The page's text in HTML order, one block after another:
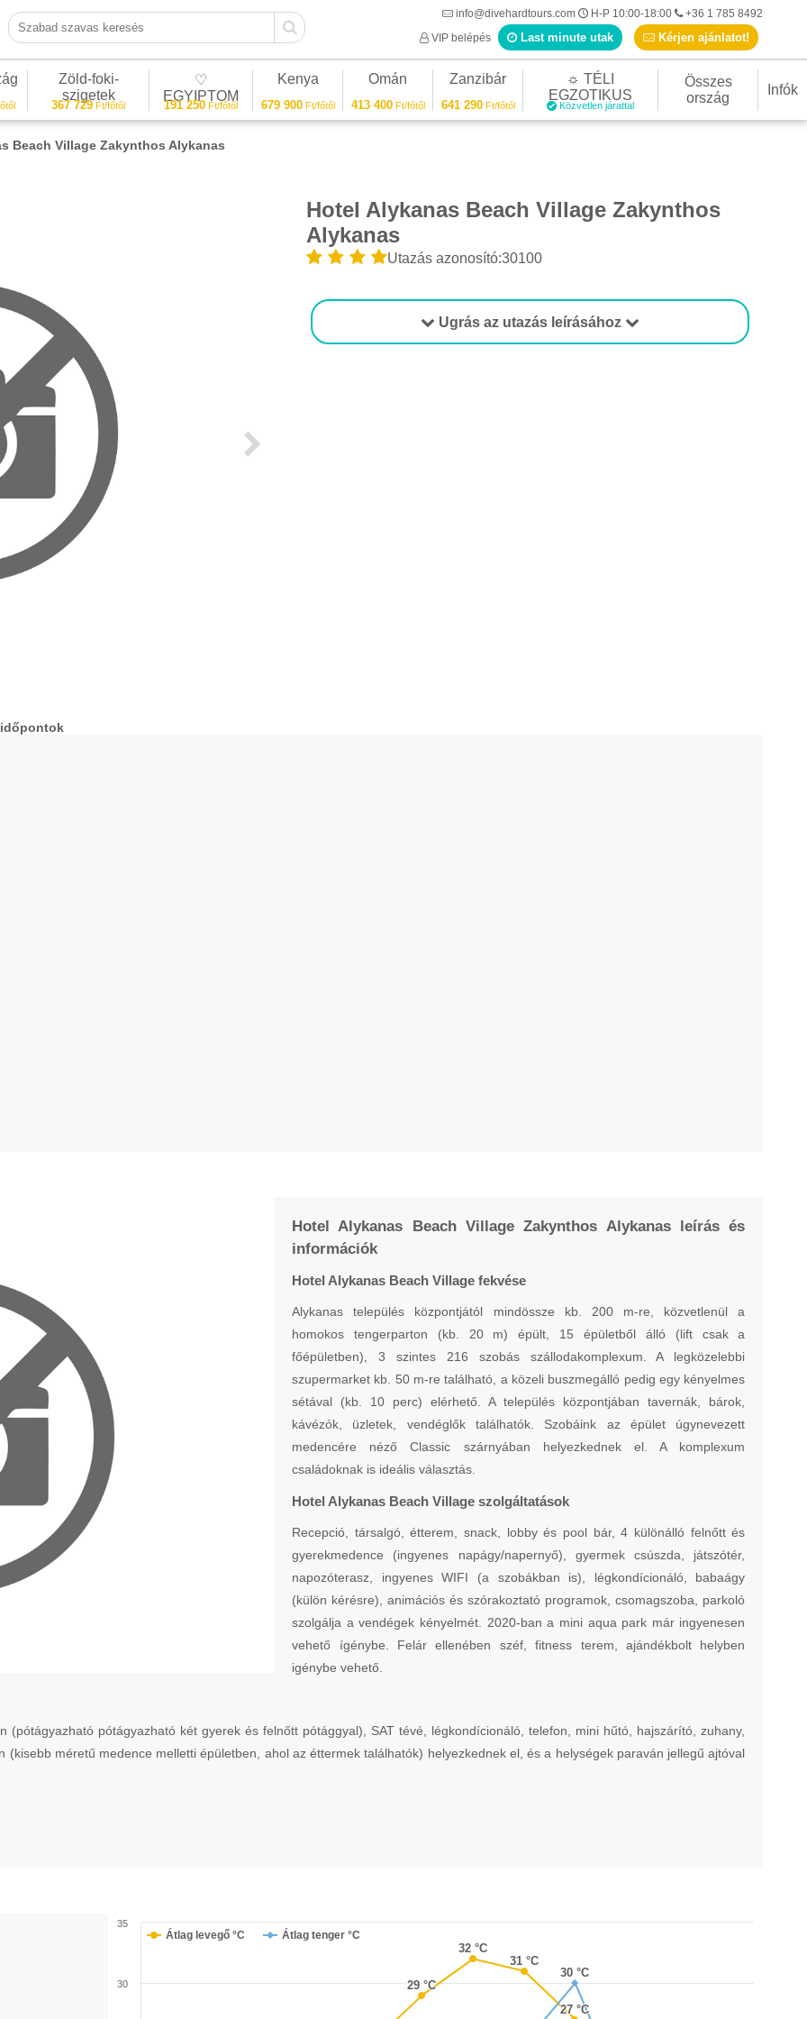
Szabad szavas keresés
info@divehardtours.com H-P 10:00-18:00
+36 1 785 8492
VIP belépés
Last minute utak Kérjen ajánlatot!
Zöld-foki-
szigetek
367 729 Ft/főtől
♡
EGYIPTOM
191 250 Ft/főtől
Kenya
679 900Ft/főtől
Omán
413 400Ft/főtől
Zanzibár
641 290Ft/főtől
☼ TÉLI
EGZOTIKUS
Közvetlen járattal
Összes
ország
Infók
Beach Village Zakynthos Alykanas
Hotel Alykanas Beach Village Zakynthos
Alykanas
Utazás azonosító:30100
Ugrás az utazás leírásához
Hotel Alykanas Beach Village Zakynthos Alykanas leírás és
információk
Hotel Alykanas Beach Village fekvése
Alykanas település központjától mindössze kb. 200 m-re, közvetlenül a
homokos tengerparton (kb. 20 m) épült, 15 épületből álló (lift csak a
főépületben), 3 szintes 216 szobás szállodakomplexum. A legközelebbi
szupermarket kb. 50 m-re található, a közeli buszmegálló pedig egy kényelmes
sétával (kb. 10 perc) elérhető. A település központjában tavernák, bárok,
kávézók, üzletek, vendéglők találhatók. Szobáink az épület úgynevezett
medencére néző Classic szárnyában helyezkednek el. A komplexum
családoknak is ideális választás.
Hotel Alykanas Beach Village szolgáltatások
Recepció, társalgó, étterem, snack, lobby és pool bár, 4 különálló felnőtt és
gyerekmedence (ingyenes napágy/napernyő), gyermek csúszda, játszótér,
napozóterasz, ingyenes WIFI (a szobákban is), légkondícionáló, babaágy
(külön kérésre), animációs és szórakoztató programok, csomagszoba, parkoló
szolgálja a vendégek kényelmét. 2020-ban a mini aqua park már ingyenesen
vehető ígénybe. Felár ellenében széf, fitness terem, ajándékbolt helyben
igénybe vehető.
(pótágyazható pótágyazható két gyerek és felnőtt pótággyal), SAT tévé, légkondícionáló, telefon, mini hűtó, hajszárító, zuhany,
(kisebb méretű medence melletti épületben, ahol az éttermek találhatók) helyezkednek el, és a helységek paraván jellegű ajtóval
29 °C
29 °C
32 °C
32 °C
31 °C
31 °C
27 °C
27 °C
30 °C
30 °C
Átlag levegő °C Átlag tenger °C
30
35